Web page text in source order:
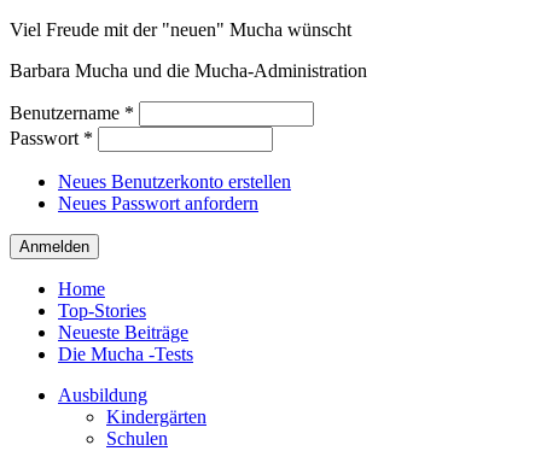
Viel Freude mit der "neuen" Mucha wünscht
Barbara Mucha und die Mucha-Administration
Benutzername *
Passwort *
Neues Benutzerkonto erstellen
Neues Passwort anfordern
Home
Top-Stories
Neueste Beiträge
Die Mucha -Tests
Ausbildung
Kindergärten
Schulen